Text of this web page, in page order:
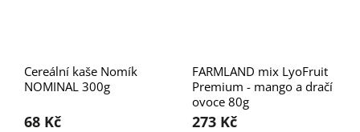
Cereální kaše Nomík
NOMINAL 300g
68 Kč
FARMLAND mix LyoFruit
Premium - mango a dračí
ovoce 80g
273 Kč